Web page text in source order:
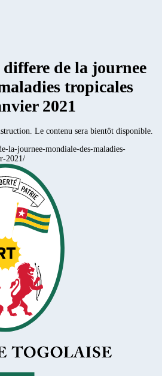
de la journee
tropicales
2021
Le contenu sera bientôt disponible.
la-journee-mondiale-des-maladies-
2021/